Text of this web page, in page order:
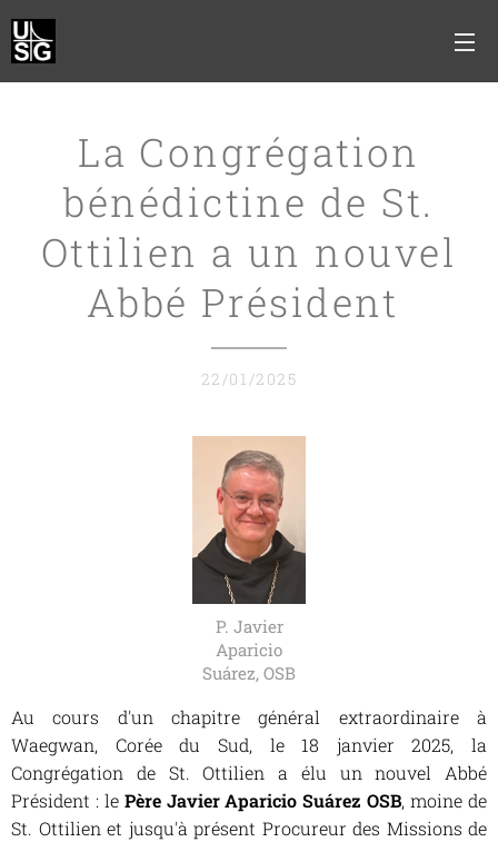
La Congrégation
bénédictine de St.
Ottilien a un nouvel
Abbé Président
22/01/2025
P. Javier
Aparicio
Suárez, OSB
Au cours d'un chapitre général extraordinaire à
Waegwan, Corée du Sud, le 18 janvier 2025, la
Congrégation de St. Ottilien a élu un nouvel Abbé
Président : le Père Javier Aparicio Suárez OSB, moine de
St. Ottilien et jusqu'à présent Procureur des Missions de